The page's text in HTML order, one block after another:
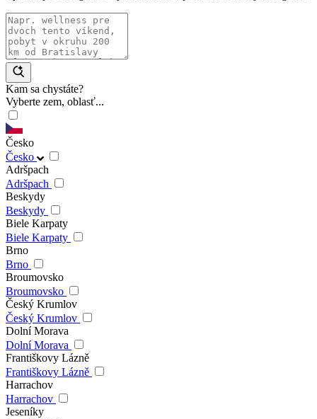
Kam sa chystáte?
Vyberte zem, oblasť...
Česko
Česko
Adršpach
Adršpach
Beskydy
Beskydy
Biele Karpaty
Biele Karpaty
Brno
Brno
Broumovsko
Broumovsko
Český Krumlov
Český Krumlov
Dolní Morava
Dolní Morava
Františkovy Lázně
Františkovy Lázně
Harrachov
Harrachov
Jeseníky